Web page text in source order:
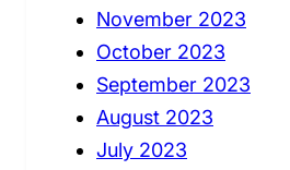
November 2023
October 2023
September 2023
August 2023
July 2023